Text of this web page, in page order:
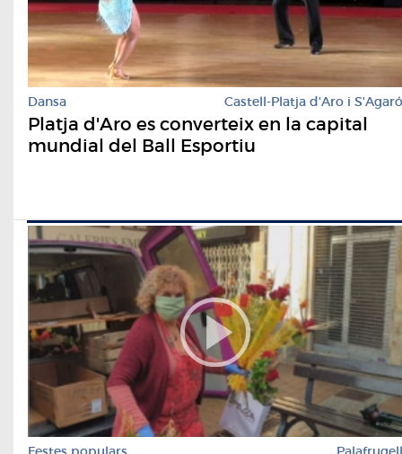
Dansa Castell-Platja d'Aro i S'Agaró
Platja d'Aro es converteix en la capital
mundial del Ball Esportiu